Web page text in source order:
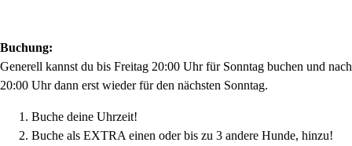
Buchung:
Generell kannst du bis Freitag 20:00 Uhr für Sonntag buchen und nach
20:00 Uhr dann erst wieder für den nächsten Sonntag.
Buche deine Uhrzeit!
Buche als EXTRA einen oder bis zu 3 andere Hunde, hinzu!